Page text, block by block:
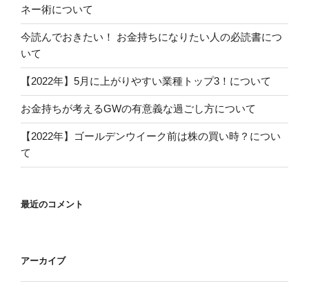
ネー術について
今読んでおきたい！ お金持ちになりたい人の必読書につ
いて
【2022年】5月に上がりやすい業種トップ3！について
お金持ちが考えるGWの有意義な過ごし方について
【2022年】ゴールデンウイーク前は株の買い時？につい
て
最近のコメント
アーカイブ